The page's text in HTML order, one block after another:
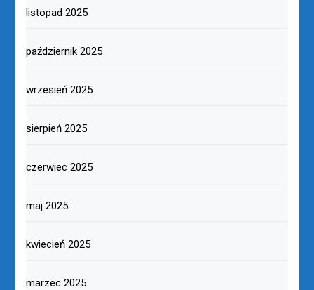
listopad 2025
październik 2025
wrzesień 2025
sierpień 2025
czerwiec 2025
maj 2025
kwiecień 2025
marzec 2025